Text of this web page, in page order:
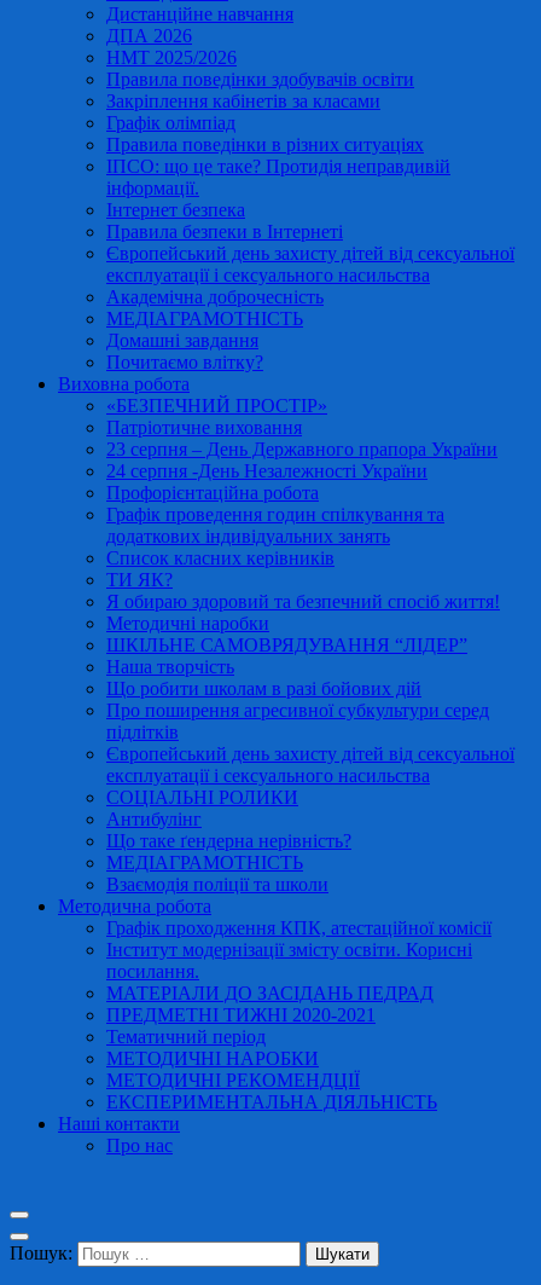
Дистанційне навчання
ДПА 2026
НМТ 2025/2026
Правила поведінки здобувачів освіти
Закріплення кабінетів за класами
Графік олімпіад
Правила поведінки в різних ситуаціях
ІПСО: що це таке? Протидія неправдивій
інформації.
Інтернет безпека
Правила безпеки в Інтернеті
Європейський день захисту дітей від сексуальної
експлуатації і сексуального насильства
Академічна доброчесність
МЕДІАГРАМОТНІСТЬ
Домашні завдання
Почитаємо влітку?
Виховна робота
«БЕЗПЕЧНИЙ ПРОСТІР»
Патріотичне виховання
23 серпня – День Державного прапора України
24 серпня -День Незалежності України
Профорієнтаційна робота
Графік проведення годин спілкування та
додаткових індивідуальних занять
Список класних керівників
ТИ ЯК?
Я обираю здоровий та безпечний спосіб життя!
Методичні наробки
ШКІЛЬНЕ САМОВРЯДУВАННЯ “ЛІДЕР”
Наша творчість
Що робити школам в разі бойових дій
Про поширення агресивної субкультури серед
підлітків
Європейський день захисту дітей від сексуальної
експлуатації і сексуального насильства
СОЦІАЛЬНІ РОЛИКИ
Антибулінг
Що таке ґендерна нерівність?
МЕДІАГРАМОТНІСТЬ
Взаємодія поліції та школи
Методична робота
Графік проходження КПК, атестаційної комісії
Інститут модернізації змісту освіти. Корисні
посилання.
МАТЕРІАЛИ ДО ЗАСІДАНЬ ПЕДРАД
ПРЕДМЕТНІ ТИЖНІ 2020-2021
Тематичний період
МЕТОДИЧНІ НАРОБКИ
МЕТОДИЧНІ РЕКОМЕНДЦІЇ
ЕКСПЕРИМЕНТАЛЬНА ДІЯЛЬНІСТЬ
Наші контакти
Про нас
Пошук: